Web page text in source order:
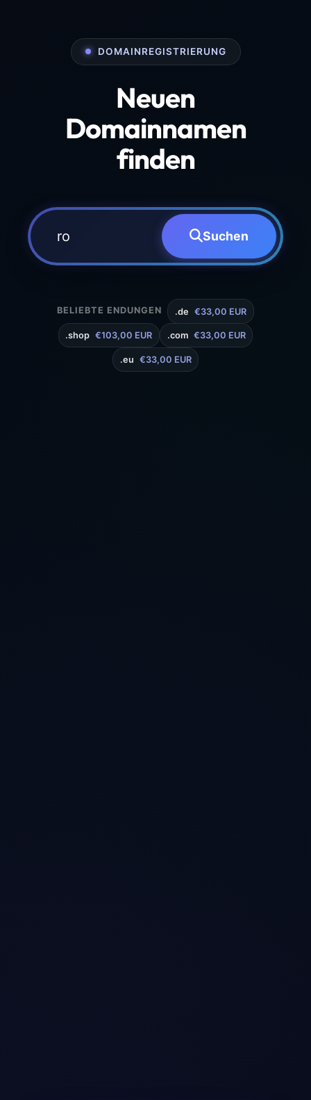
DOMAINREGISTRIERUNG
Neuen
Domainnamen
finden
Suchen
BELIEBTE ENDUNGEN .de €33,00 EUR
.shop €103,00 EUR .com €33,00 EUR
.eu €33,00 EUR